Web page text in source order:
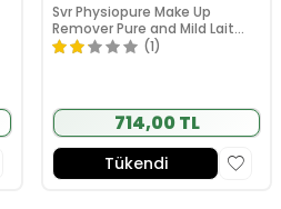
Svr Physiopure Make Up
Remover Pure and Mild Lait
200ml
(1)
714,00 TL
Tükendi